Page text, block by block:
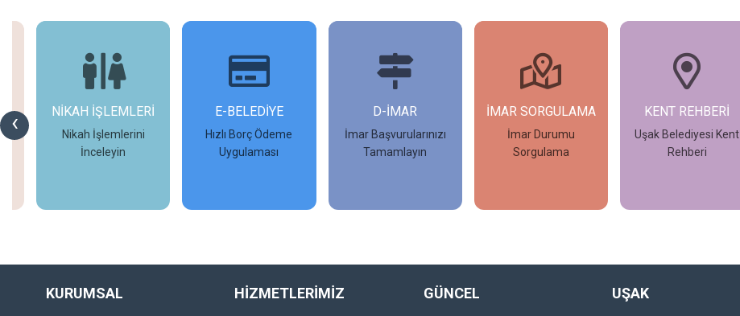
‹ NİKAH İŞLEMLERİ
Nikah İşlemlerini
İnceleyin
E-BELEDİYE
Hızlı Borç Ödeme
Uygulaması
D-İMAR
İmar Başvurularınızı
Tamamlayın
İMAR SORGULAMA
İmar Durumu
Sorgulama
KENT REHBERİ
Uşak Belediyesi Kent
Rehberi
KURUMSAL HİZMETLERİMİZ GÜNCEL UŞAK